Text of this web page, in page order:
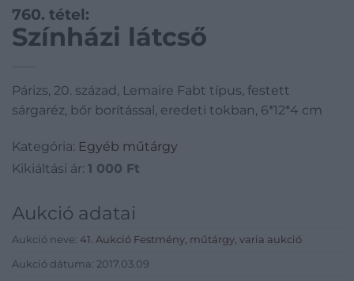
760. tétel:
Színházi látcső
Párizs, 20. század, Lemaire Fabt típus, festett
sárgaréz, bőr borítással, eredeti tokban, 6*12*4 cm
Kategória: Egyéb műtárgy
Kikiáltási ár: 1 000 Ft
Aukció adatai
Aukció neve: 41. Aukció Festmény, műtárgy, varia aukció
Aukció dátuma: 2017.03.09